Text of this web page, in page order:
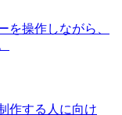
を操作しながら、
作する人に向け